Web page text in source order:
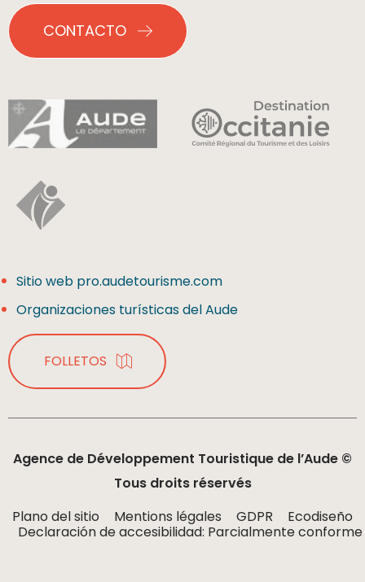
CONTACTO
Sitio web pro.audetourisme.com
Organizaciones turísticas del Aude
FOLLETOS
Agence de Développement Touristique de l’Aude ©
Tous droits réservés
Plano del sitio
Mentions légales GDPR
Ecodiseño
Declaración de accesibilidad: Parcialmente conforme